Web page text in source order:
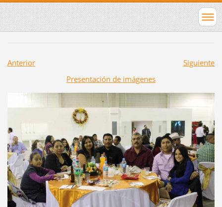
Anterior
Siguiente
Presentación de imágenes